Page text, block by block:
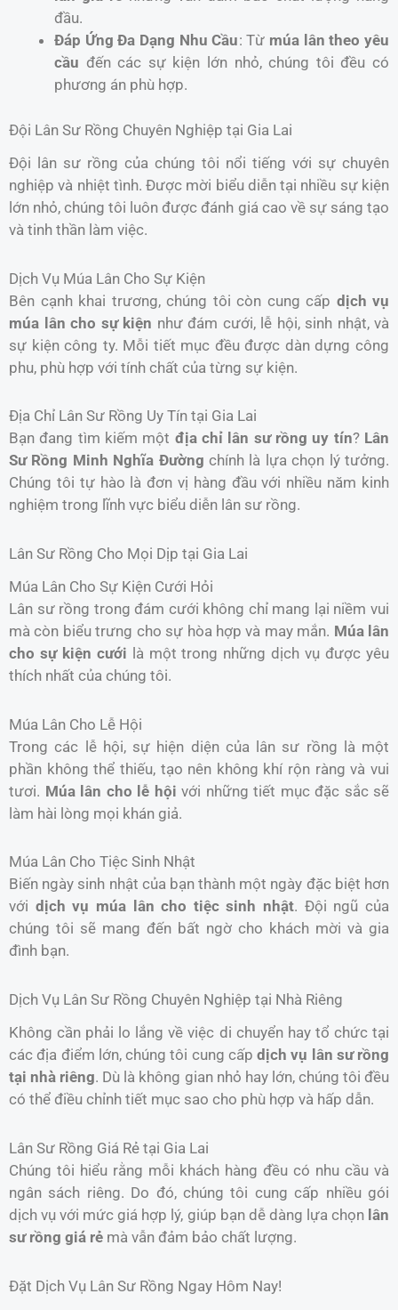
đầu.
Đáp Ứng Đa Dạng Nhu Cầu: Từ múa lân theo yêu
cầu đến các sự kiện lớn nhỏ, chúng tôi đều có
phương án phù hợp.
Đội Lân Sư Rồng Chuyên Nghiệp tại Gia Lai
Đội lân sư rồng của chúng tôi nổi tiếng với sự chuyên
nghiệp và nhiệt tình. Được mời biểu diễn tại nhiều sự kiện
lớn nhỏ, chúng tôi luôn được đánh giá cao về sự sáng tạo
và tinh thần làm việc.
Dịch Vụ Múa Lân Cho Sự Kiện
Bên cạnh khai trương, chúng tôi còn cung cấp dịch vụ
múa lân cho sự kiện như đám cưới, lễ hội, sinh nhật, và
sự kiện công ty. Mỗi tiết mục đều được dàn dựng công
phu, phù hợp với tính chất của từng sự kiện.
Địa Chỉ Lân Sư Rồng Uy Tín tại Gia Lai
Bạn đang tìm kiếm một địa chỉ lân sư rồng uy tín? Lân
Sư Rồng Minh Nghĩa Đường chính là lựa chọn lý tưởng.
Chúng tôi tự hào là đơn vị hàng đầu với nhiều năm kinh
nghiệm trong lĩnh vực biểu diễn lân sư rồng.
Lân Sư Rồng Cho Mọi Dịp tại Gia Lai
Múa Lân Cho Sự Kiện Cưới Hỏi
Lân sư rồng trong đám cưới không chỉ mang lại niềm vui
mà còn biểu trưng cho sự hòa hợp và may mắn. Múa lân
cho sự kiện cưới là một trong những dịch vụ được yêu
thích nhất của chúng tôi.
Múa Lân Cho Lễ Hội
Trong các lễ hội, sự hiện diện của lân sư rồng là một
phần không thể thiếu, tạo nên không khí rộn ràng và vui
tươi. Múa lân cho lễ hội với những tiết mục đặc sắc sẽ
làm hài lòng mọi khán giả.
Múa Lân Cho Tiệc Sinh Nhật
Biến ngày sinh nhật của bạn thành một ngày đặc biệt hơn
với dịch vụ múa lân cho tiệc sinh nhật. Đội ngũ của
chúng tôi sẽ mang đến bất ngờ cho khách mời và gia
đình bạn.
Dịch Vụ Lân Sư Rồng Chuyên Nghiệp tại Nhà Riêng
Không cần phải lo lắng về việc di chuyển hay tổ chức tại
các địa điểm lớn, chúng tôi cung cấp dịch vụ lân sư rồng
tại nhà riêng. Dù là không gian nhỏ hay lớn, chúng tôi đều
có thể điều chỉnh tiết mục sao cho phù hợp và hấp dẫn.
Lân Sư Rồng Giá Rẻ tại Gia Lai
Chúng tôi hiểu rằng mỗi khách hàng đều có nhu cầu và
ngân sách riêng. Do đó, chúng tôi cung cấp nhiều gói
dịch vụ với mức giá hợp lý, giúp bạn dễ dàng lựa chọn lân
sư rồng giá rẻ mà vẫn đảm bảo chất lượng.
Đặt Dịch Vụ Lân Sư Rồng Ngay Hôm Nay!